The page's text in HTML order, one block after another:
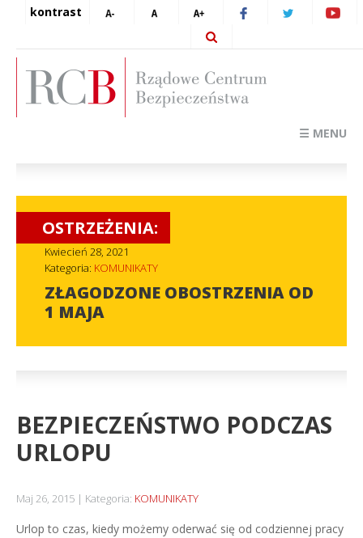
kontrast
☰ MENU
OSTRZEŻENIA:
Kwiecień 28, 2021
Kategoria: KOMUNIKATY
ZŁAGODZONE OBOSTRZENIA OD
1 MAJA
BEZPIECZEŃSTWO PODCZAS
URLOPU
Maj 26, 2015 Kategoria: KOMUNIKATY
Urlop to czas, kiedy możemy oderwać się od codziennej pracy